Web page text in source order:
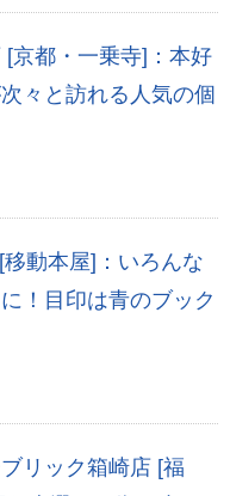
京都・一乗寺]：本好
々と訪れる人気の個
動本屋]：いろんな
！目印は青のブック
リック箱崎店 [福